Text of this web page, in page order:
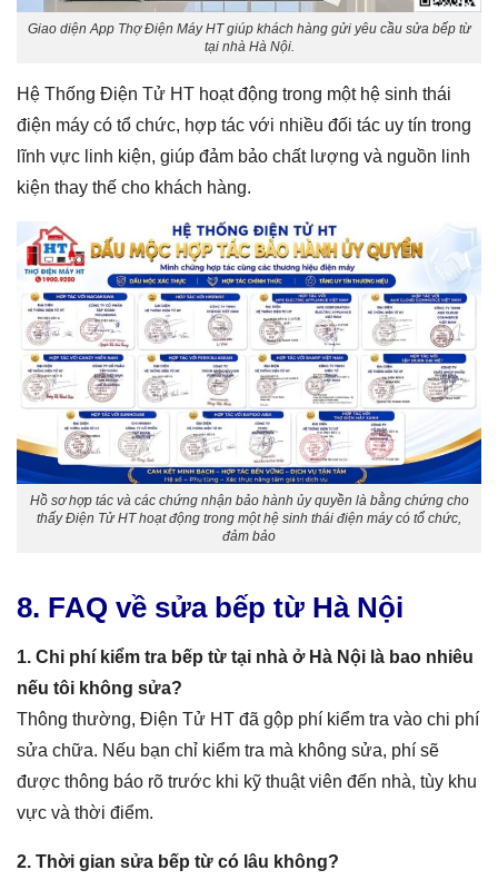
Giao diện App Thợ Điện Máy HT giúp khách hàng gửi yêu cầu sửa bếp từ
tại nhà Hà Nội.
Hệ Thống Điện Tử HT hoạt động trong một hệ sinh thái
điện máy có tổ chức, hợp tác với nhiều đối tác uy tín trong
lĩnh vực linh kiện, giúp đảm bảo chất lượng và nguồn linh
kiện thay thế cho khách hàng.
Hồ sơ hợp tác và các chứng nhận bảo hành ủy quyền là bằng chứng cho
thấy Điện Tử HT hoạt động trong một hệ sinh thái điện máy có tổ chức,
đảm bảo
8. FAQ về sửa bếp từ Hà Nội
1. Chi phí kiểm tra bếp từ tại nhà ở Hà Nội là bao nhiêu
nếu tôi không sửa?
Thông thường, Điện Tử HT đã gộp phí kiểm tra vào chi phí
sửa chữa. Nếu bạn chỉ kiểm tra mà không sửa, phí sẽ
được thông báo rõ trước khi kỹ thuật viên đến nhà, tùy khu
vực và thời điểm.
2. Thời gian sửa bếp từ có lâu không?